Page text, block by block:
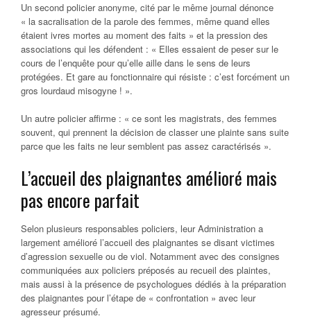
Un second policier anonyme, cité par le même journal dénonce
« la sacralisation de la parole des femmes, même quand elles
étaient ivres mortes au moment des faits » et la pression des
associations qui les défendent : « Elles essaient de peser sur le
cours de l’enquête pour qu’elle aille dans le sens de leurs
protégées. Et gare au fonctionnaire qui résiste : c’est forcément un
gros lourdaud misogyne ! ».
Un autre policier affirme : « ce sont les magistrats, des femmes
souvent, qui prennent la décision de classer une plainte sans suite
parce que les faits ne leur semblent pas assez caractérisés ».
L’accueil des plaignantes amélioré mais
pas encore parfait
Selon plusieurs responsables policiers, leur Administration a
largement amélioré l’accueil des plaignantes se disant victimes
d’agression sexuelle ou de viol. Notamment avec des consignes
communiquées aux policiers préposés au recueil des plaintes,
mais aussi à la présence de psychologues dédiés à la préparation
des plaignantes pour l’étape de « confrontation » avec leur
agresseur présumé.